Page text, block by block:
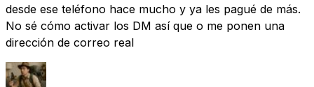
desde ese teléfono hace mucho y ya les pagué de más.
No sé cómo activar los DM así que o me ponen una
dirección de correo real